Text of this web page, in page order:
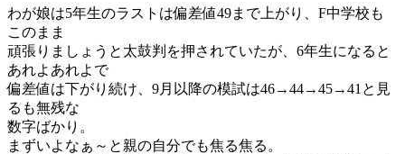
わが娘は5年生のラストは偏差値49まで上がり、F中学校も
このまま
頑張りましょうと太鼓判を押されていたが、6年生になると
あれよあれよで
偏差値は下がり続け、9月以降の模試は46→44→45→41と見
るも無残な
数字ばかり。
まずいよなぁ～と親の自分でも焦る焦る。